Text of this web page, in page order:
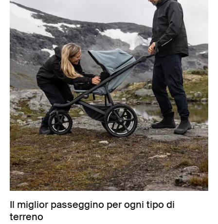
Il miglior passeggino per ogni tipo di
terreno